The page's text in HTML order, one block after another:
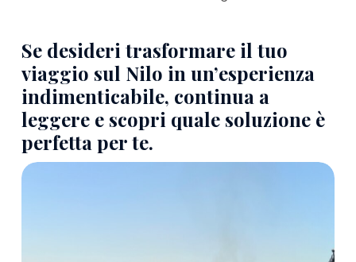
Se desideri trasformare il tuo
viaggio sul Nilo in un’esperienza
indimenticabile, continua a
leggere e scopri quale soluzione è
perfetta per te.